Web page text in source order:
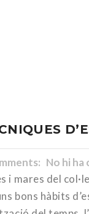
No hi ha
i mares del
bons hàbits